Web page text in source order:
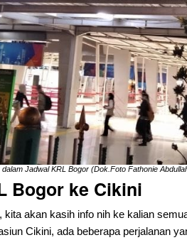
Jadwal KRL Bogor (Dok.Foto Fathonie
Bogor ke Cikini
kita akan kasih info nih ke kalian
Cikini, ada beberapa perjalanan